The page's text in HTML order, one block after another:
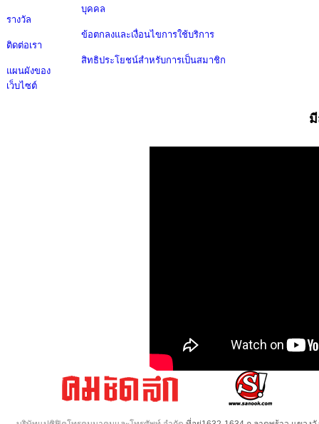
รางวัล
ติดต่อเรา
แผนผังของ
เว็บไซต์
บุคคล
ข้อตกลงและเงื่อนไขการใช้บริการ
สิทธิประโยชน์สำหรับการเป็นสมาชิก